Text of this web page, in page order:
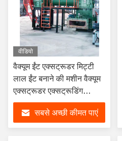
वीडियो
वैक्यूम ईंट एक्सट्रूडर मिट्टी
लाल ईंट बनाने की मशीन वैक्यूम
एक्सट्रूडर एक्सट्रूडिंग
मोल्डिंग उपकरण
सबसे अच्छी कीमत पाएं